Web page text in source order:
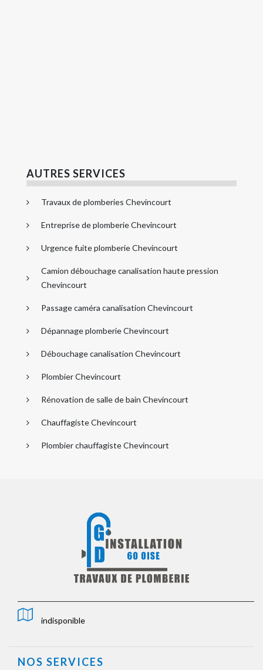
AUTRES SERVICES
Travaux de plomberies Chevincourt
Entreprise de plomberie Chevincourt
Urgence fuite plomberie Chevincourt
Camion débouchage canalisation haute pression
Chevincourt
Passage caméra canalisation Chevincourt
Dépannage plomberie Chevincourt
Débouchage canalisation Chevincourt
Plombier Chevincourt
Rénovation de salle de bain Chevincourt
Chauffagiste Chevincourt
Plombier chauffagiste Chevincourt
indisponible
NOS SERVICES